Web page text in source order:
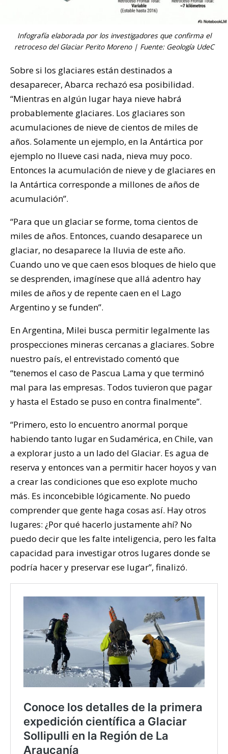
Infografía elaborada por los investigadores que confirma el
retroceso del Glaciar Perito Moreno | Fuente: Geología UdeC
Sobre si los glaciares están destinados a
desaparecer, Abarca rechazó esa posibilidad.
“Mientras en algún lugar haya nieve habrá
probablemente glaciares. Los glaciares son
acumulaciones de nieve de cientos de miles de
años. Solamente un ejemplo, en la Antártica por
ejemplo no llueve casi nada, nieva muy poco.
Entonces la acumulación de nieve y de glaciares en
la Antártica corresponde a millones de años de
acumulación”.
“Para que un glaciar se forme, toma cientos de
miles de años. Entonces, cuando desaparece un
glaciar, no desaparece la lluvia de este año.
Cuando uno ve que caen esos bloques de hielo que
se desprenden, imagínese que allá adentro hay
miles de años y de repente caen en el Lago
Argentino y se funden”.
En Argentina, Milei busca permitir legalmente las
prospecciones mineras cercanas a glaciares. Sobre
nuestro país, el entrevistado comentó que
“tenemos el caso de Pascua Lama y que terminó
mal para las empresas. Todos tuvieron que pagar
y hasta el Estado se puso en contra finalmente”.
“Primero, esto lo encuentro anormal porque
habiendo tanto lugar en Sudamérica, en Chile, van
a explorar justo a un lado del Glaciar. Es agua de
reserva y entonces van a permitir hacer hoyos y van
a crear las condiciones que eso explote mucho
más. Es inconcebible lógicamente. No puedo
comprender que gente haga cosas así. Hay otros
lugares: ¿Por qué hacerlo justamente ahí? No
puedo decir que les falte inteligencia, pero les falta
capacidad para investigar otros lugares donde se
podría hacer y preservar ese lugar”, finalizó.